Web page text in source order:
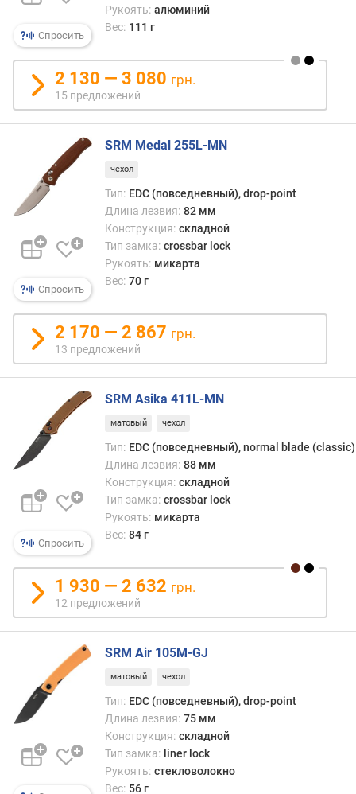
д
б
а
в
л
е
н
п
о
о
л
ч
т
у
е
д
л
ж
е
и
й
о
с
ь
(
Спросить
Рукоять: алюминий
Вес: 111 г
2 130 — 3 080 грн.
15 предложений
Спросить
SRM Medal 255L-MN
чехол
Тип: EDC (повседневный), drop-point
Длина лезвия: 82 мм
Конструкция: складной
Тип замка: crossbar lock
Рукоять: микарта
Вес: 70 г
2 170 — 2 867 грн.
13 предложений
Спросить
SRM Asika 411L-MN
матовый чехол
Тип: EDC (повседневный), normal blade (classic)
Длина лезвия: 88 мм
Конструкция: складной
Тип замка: crossbar lock
Рукоять: микарта
Вес: 84 г
1 930 — 2 632 грн.
12 предложений
SRM Air 105M-GJ
матовый чехол
Тип: EDC (повседневный), drop-point
Длина лезвия: 75 мм
Конструкция: складной
Тип замка: liner lock
Рукоять: стекловолокно
Вес: 56 г